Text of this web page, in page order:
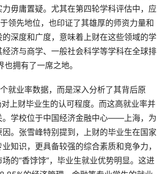
毋庸置疑。尤其在第四轮学科评估中，应
领先地位，也印证了其雄厚的师资力量和
深度和广度，意味着上财在这些领域的学
济与商学、一般社会科学等学科在全球排
拥有了一席之地。
就业率数据，而是深入分析了其背后原
上财毕业生的认可程度。而这高就业率并
。学校位于中国经济金融中心——上海，为
。张雪峰特别提到，上财的毕业生在国家
知识，更具备较强的综合素质和竞争力，
的“香饽饽”，毕业生就业优势明显。这进